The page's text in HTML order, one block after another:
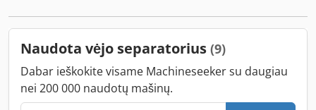
Naudota vėjo separatorius (9)
Dabar ieškokite visame Machineseeker su daugiau
nei 200 000 naudotų mašinų.